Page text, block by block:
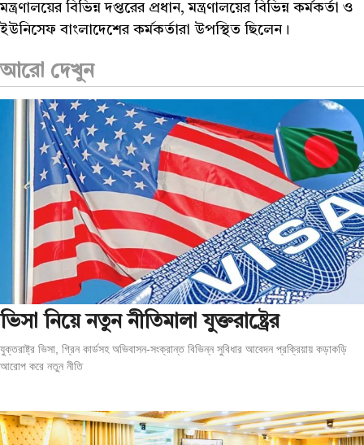
মন্ত্রণালয়ের বিভিন্ন দপ্তরের প্রধান, মন্ত্রণালয়ের বিভিন্ন কর্মকর্তা ও
ইউনিসেফ বাংলাদেশের কর্মকর্তারা উপস্থিত ছিলেন।
আরো দেখুন
ভিসা নিয়ে নতুন নীতিমালা যুক্তরাষ্ট্রের
যুক্তরাষ্ট্র ভিসা, গ্রিন কার্ডসহ অভিবাসন-সংক্রান্ত বিভিন্ন সুবিধার আবেদন প্রক্রিয়ায় কড়াকড়ি
আরোপ করে নতুন নীতি